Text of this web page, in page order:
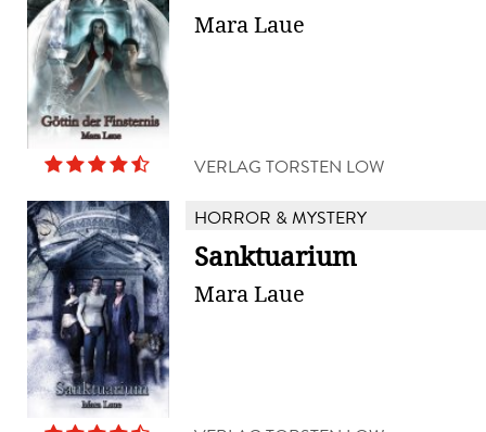
Mara Laue
VERLAG TORSTEN LOW
HORROR & MYSTERY
Sanktuarium
Mara Laue